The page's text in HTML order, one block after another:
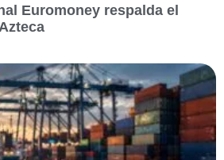
Euromoney respalda el